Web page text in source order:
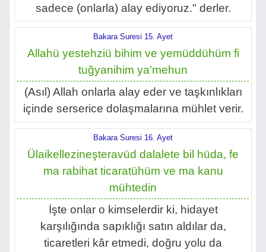
sadece (onlarla) alay ediyoruz." derler.
Bakara Suresi 15. Ayet
Allahü yestehziü bihim ve yemüddühüm fi
tuğyanihim ya'mehun
(Asıl) Allah onlarla alay eder ve taşkınlıkları
içinde serserice dolaşmalarına mühlet verir.
Bakara Suresi 16. Ayet
Ülaikellezineşteravüd dalalete bil hüda, fe
ma rabihat ticaratühüm ve ma kanu
mühtedin
İşte onlar o kimselerdir ki, hidayet
karşılığında sapıklığı satın aldılar da,
ticaretleri kâr etmedi, doğru yolu da